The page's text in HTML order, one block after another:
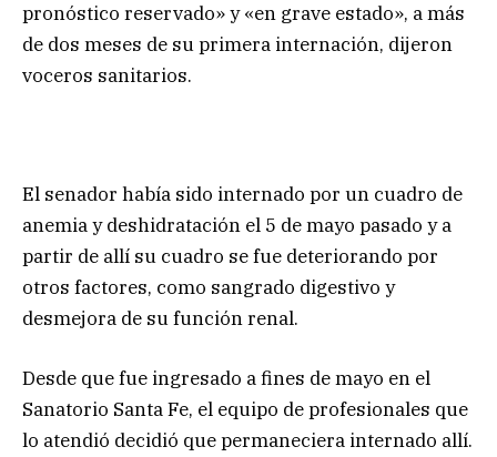
pronóstico reservado» y «en grave estado», a más
de dos meses de su primera internación, dijeron
voceros sanitarios.
El senador había sido internado por un cuadro de
anemia y deshidratación el 5 de mayo pasado y a
partir de allí su cuadro se fue deteriorando por
otros factores, como sangrado digestivo y
desmejora de su función renal.
Desde que fue ingresado a fines de mayo en el
Sanatorio Santa Fe, el equipo de profesionales que
lo atendió decidió que permaneciera internado allí.